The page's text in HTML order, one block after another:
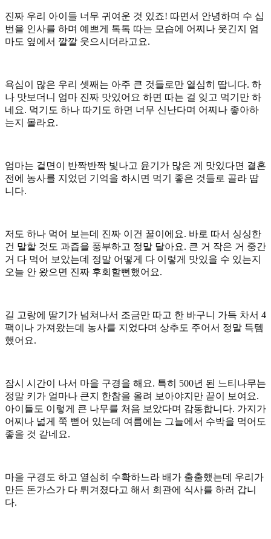
진짜 우리 아이들 너무 귀여운 것 있죠! 따면서 안녕하며 수 십
번을 인사를 하며 예쁘게 톡톡 따는 모습에 어찌나 웃긴지 엄
마도 옆에서 깔깔 웃으시더라고요.
욕심이 많은 우리 셋째는 아주 큰 것들로만 열심히 땁니다. 하
나 맛보더니 엄마 진짜 맛있어요 하면 따는 걸 잊고 먹기만 하
네요. 먹기도 하나 따기도 하면 너무 신난다며 어찌나 좋아하
는지 몰라요.
엄마는 겉면이 반짝반짝 빛나고 윤기가 많은 게 맛있다면 결혼
전에 농사를 지었던 기억을 하시면 먹기 좋은 것들로 골라 땁
니다.
저도 하나 먹어 보는데 진짜 이건 꿀이에요. 바로 따서 싱싱한
건 말할 것도 과즙을 풍부하고 정말 달아요. 큰 거 작은 거 중간
거 다 먹어 보았는데 정말 어떻게 다 이렇게 맛있을 수 있는지
오늘 안 왔으면 진짜 후회할뻔했어요.
길 고랑에 딸기가 넘쳐나서 조금만 따고 한 바구니 가득 차서 4
팩이나 가져왔는데 농사를 지었다며 상추도 주어서 정말 득템
했어요.
잠시 시간이 나서 마을 구경을 해요. 특히 500년 된 느티나무는
정말 키가 얼마나 큰지 한참을 올려 보아야지만 끝이 보여요.
아이들도 이렇게 큰 나무를 처음 보았다며 감동합니다. 가지가
어찌나 넓게 쭉 뻗어 있는데 여름에는 그늘에서 수박을 먹어도
좋을 것 같네요.
마을 구경도 하고 열심히 수확하느라 배가 출출했는데 우리가
만든 돈가스가 다 튀겨졌다고 해서 회관에 식사를 하러 갑니
다.